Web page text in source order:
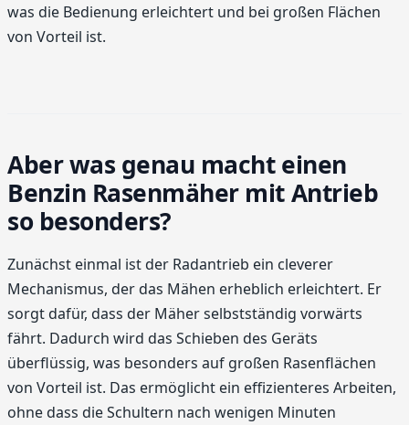
was die Bedienung erleichtert und bei großen Flächen
von Vorteil ist.
Aber was genau macht einen
Benzin Rasenmäher mit Antrieb
so besonders?
Zunächst einmal ist der Radantrieb ein cleverer
Mechanismus, der das Mähen erheblich erleichtert. Er
sorgt dafür, dass der Mäher selbstständig vorwärts
fährt. Dadurch wird das Schieben des Geräts
überflüssig, was besonders auf großen Rasenflächen
von Vorteil ist. Das ermöglicht ein effizienteres Arbeiten,
ohne dass die Schultern nach wenigen Minuten